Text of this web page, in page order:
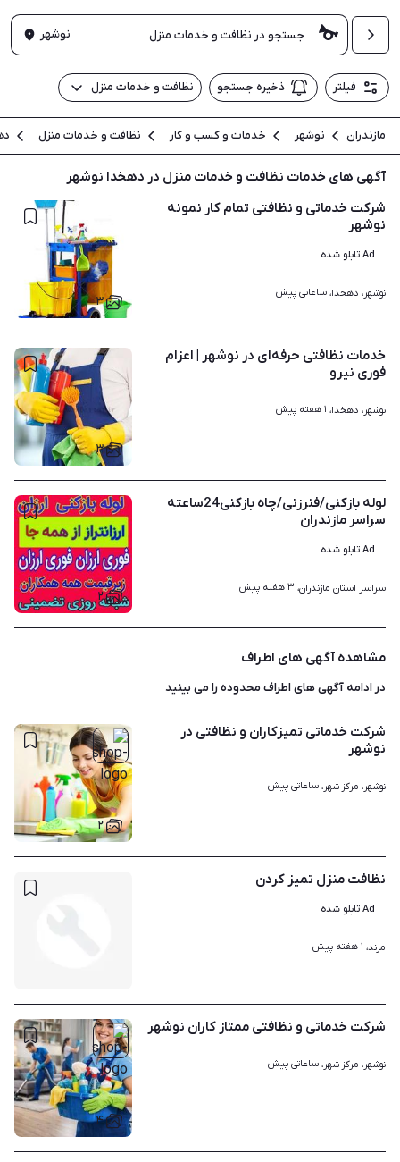
نوشهر
فیلتر ذخیره جستجو نظافت و خدمات منزل
مازندران نوشهر خدمات و کسب و کار نظافت و خدمات منزل
آگهی های خدمات نظافت و خدمات منزل در دهخدا نوشهر
۳
شرکت خدماتی و نظافتی تمام کار نمونه
نوشهر
Ad تابلو شده
نوشهر، دهخدا، ساعاتی پیش
۳
خدمات نظافتی حرفه‌ای در نوشهر | اعزام
فوری نیرو
نوشهر، دهخدا، ۱ هفته پیش
۲
لوله بازکنی/فنرزنی/چاه بازکنی24ساعته
سراسر مازندران
Ad تابلو شده
سراسر استان مازندران، ۳ هفته پیش
مشاهده آگهی های اطراف
در ادامه آگهی هایاطراف محدودهرا می بینید
۲
شرکت خدماتی تمیزکاران و نظافتی در
نوشهر
نوشهر، مرکز شهر، ساعاتی پیش
نظافت منزل تمیز کردن
Ad تابلو شده
مرند، ۱ هفته پیش
۴
شرکت خدماتی و نظافتی ممتاز کاران نوشهر
نوشهر، مرکز شهر، ساعاتی پیش